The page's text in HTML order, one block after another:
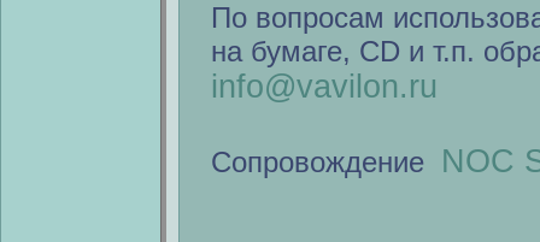
По вопросам
на бумаге, CD и т.п.
info@vavilon.ru
Сопровождение NOC